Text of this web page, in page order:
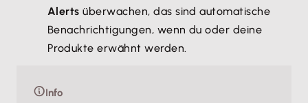
Alerts überwachen, das sind automatische
Benachrichtigungen, wenn du oder deine
Produkte erwähnt werden.
Info